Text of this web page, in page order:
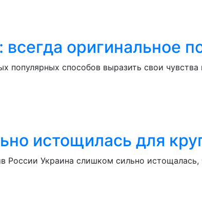
оригинальное
популярных способов выразить свои
истощилась для
России Украина слишком сильно